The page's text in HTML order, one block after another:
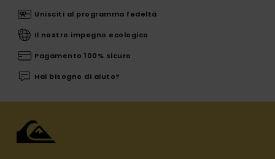
Unisciti al programma fedeltà
Il nostro impegno ecologico
Pagamento 100% sicuro
Hai bisogno di aiuto?